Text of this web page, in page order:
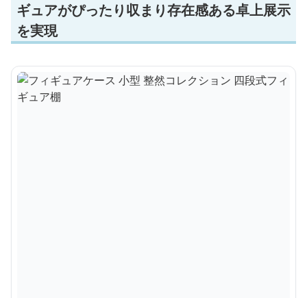
ギュアがぴったり収まり存在感ある卓上展示
を実現